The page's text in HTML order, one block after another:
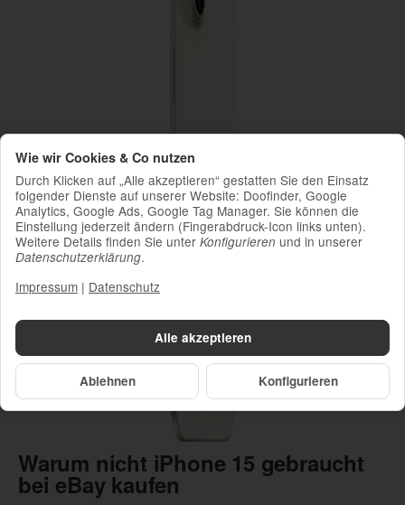
Warum nicht iPhone 15 gebraucht
bei eBay kaufen
Alle akzeptieren
Ablehnen Konfigurieren
Wie wir Cookies & Co nutzen
Durch Klicken auf „Alle akzeptieren“ gestatten Sie den Einsatz
folgender Dienste auf unserer Website: Doofinder, Google
Analytics, Google Ads, Google Tag Manager. Sie können die
Einstellung jederzeit ändern (Fingerabdruck-Icon links unten).
Weitere Details finden Sie unter Konfigurieren und in unserer
Datenschutzerklärung.
Impressum | Datenschutz